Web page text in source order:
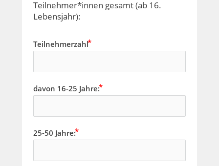
Teilnehmer*innen gesamt (ab 16.
Lebensjahr):
Teilnehmerzahl
davon 16-25 Jahre:
25-50 Jahre: